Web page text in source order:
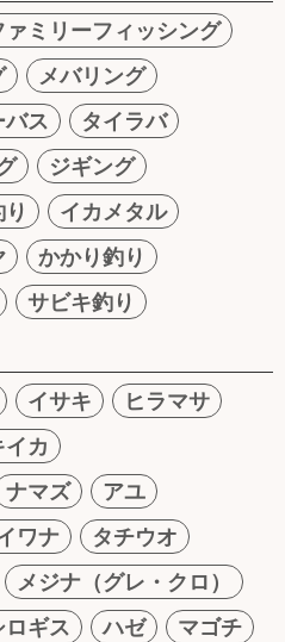
ァミリーフィッシング
メバリング
バス
タイラバ
ジギング
イカメタル
かかり釣り
サビキ釣り
イサキ
ヒラマサ
カ
ナマズ
アユ
ワナ
タチウオ
メジナ（グレ・クロ）
ロギス ハゼ
マゴチ